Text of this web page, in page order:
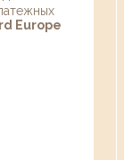
Europe